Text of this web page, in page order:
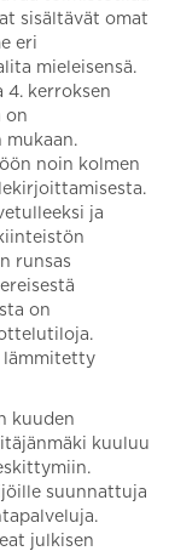
sisältävät omat
eri
mieleisensä.
4. kerroksen
on
noin kolmen
ja
runsas
on
lämmitetty
kuuden
kuuluu
suunnattuja
julkisen